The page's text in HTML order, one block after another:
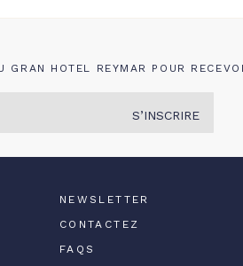
HOTEL REYMAR POUR
S’INSCRIRE
NEWSLETTER
CONTACTEZ
FAQS